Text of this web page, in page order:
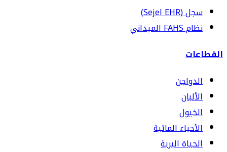
سجل (Sejel EHR)
نظام FAHS الميداني
القطاعات
الدواجن
الألبان
الخيول
الأحياء المائية
الحياة البرية